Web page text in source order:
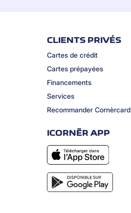
CLIENTS PRIVÉS
Cartes de crédit
Cartes prépayées
Financements
Services
Recommander Cornèrcard
ICORNÈR APP